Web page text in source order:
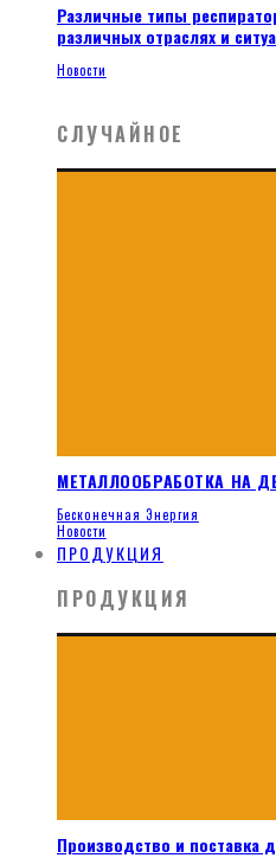
Различные типы
различных отраслях и
Новости
СЛУЧАЙНОЕ
МЕТАЛЛООБРАБОТКА НА
Бесконечная Энергия
Новости
ПРОДУКЦИЯ
ПРОДУКЦИЯ
Производство и поставка